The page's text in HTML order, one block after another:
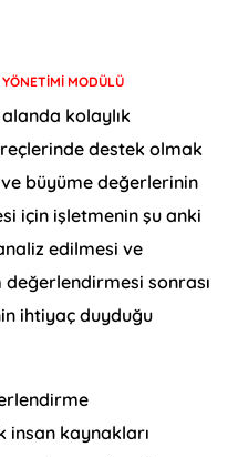
MODÜLÜ
alanda kolaylık
destek olmak
büyüme değerlerinin
için işletmenin şu anki
edilmesi ve
sonrası
ihtiyaç duyduğu
insan kaynakları